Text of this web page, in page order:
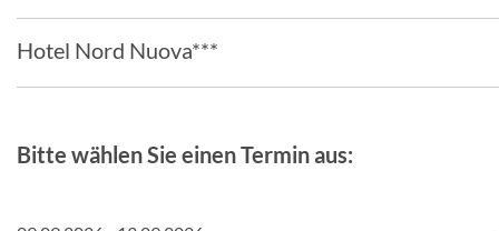
Hotel Nord Nuova***
Bitte wählen Sie einen Termin aus: